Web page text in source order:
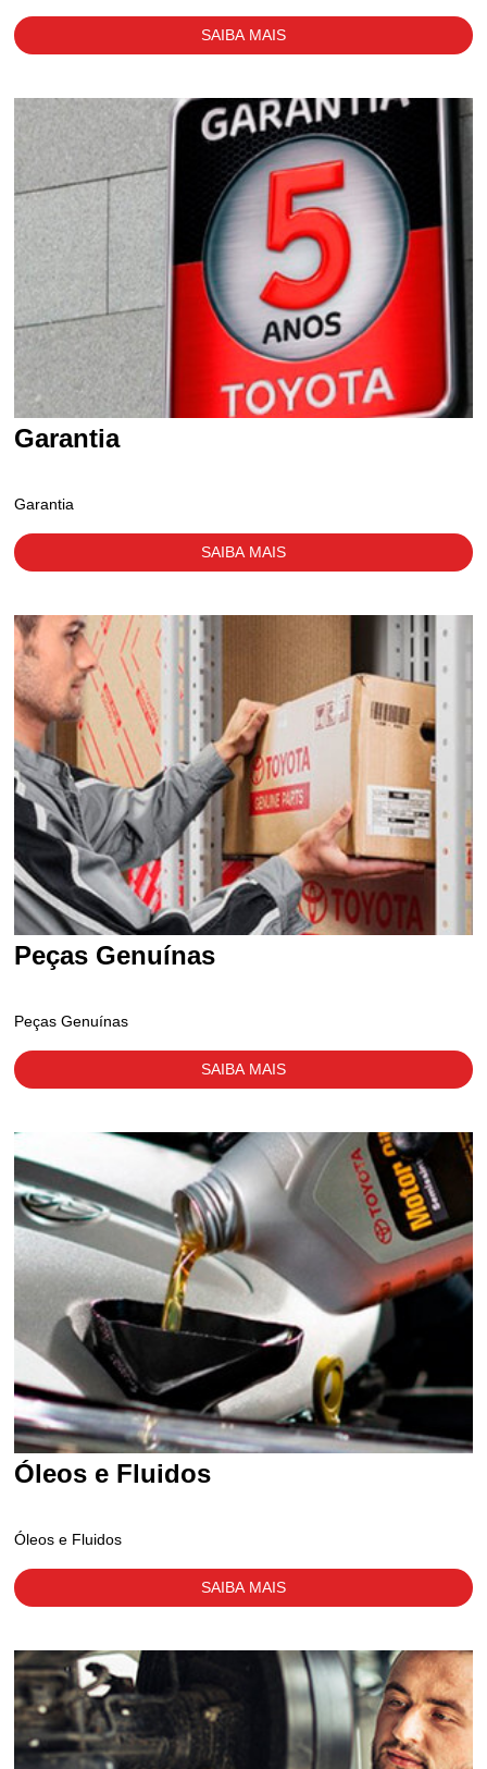
SAIBA MAIS
Garantia
Garantia
SAIBA MAIS
Peças Genuínas
Peças Genuínas
SAIBA MAIS
Óleos e Fluidos
Óleos e Fluidos
SAIBA MAIS